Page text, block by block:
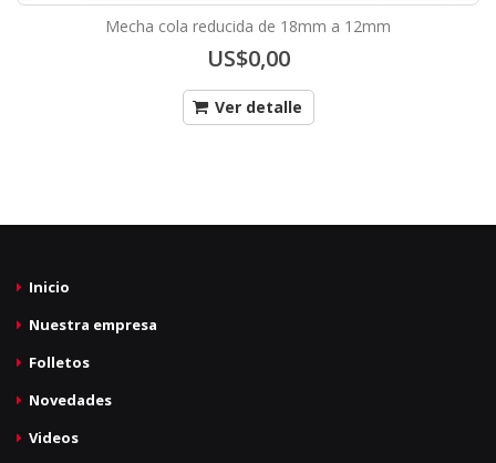
Mecha cola reducida de 18mm a 12mm
US$0,00
Ver detalle
Inicio
Nuestra empresa
Folletos
Novedades
Videos